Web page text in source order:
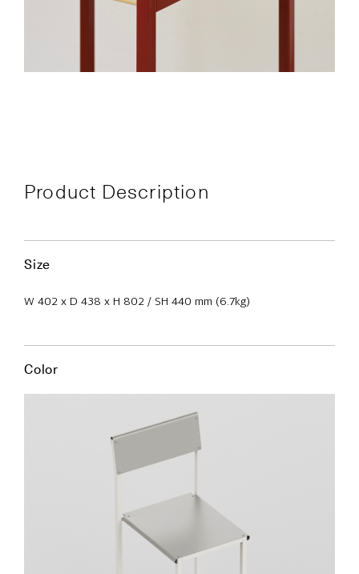
Product Description
Size
W 402 x D 438 x H 802 / SH 440 mm (6.7kg)
Color